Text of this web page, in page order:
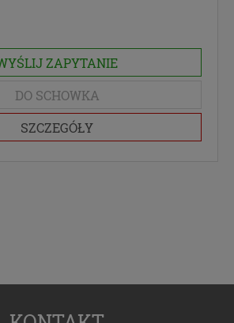
ZAPYTANIE
DO SCHOWKA
SZCZEGÓŁY